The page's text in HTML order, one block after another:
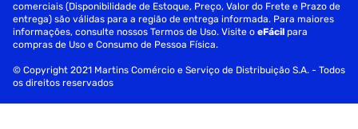
comerciais (Disponibilidade de Estoque, Preço, Valor do Frete e Prazo de
entrega) são válidas para a região de entrega informada. Para maiores
informações, consulte nossos Termos de Uso. Visite oeFácil para
compras de Uso e Consumo de Pessoa Física.
© Copyright 2021 Martins Comércio e Serviço de Distribuição S.A. - Todos
os direitos reservados